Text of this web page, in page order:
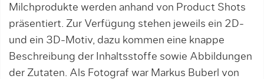
Milchprodukte werden anhand von Product Shots
präsentiert. Zur Verfügung stehen jeweils ein 2D-
und ein 3D-Motiv, dazu kommen eine knappe
Beschreibung der Inhaltsstoffe sowie Abbildungen
der Zutaten. Als Fotograf war Markus Buberl von